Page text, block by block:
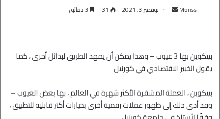
Moriss نوفمبر 3, 2021 31
بيتكوين بها 3 عيوب – وهذا يمكن أن يمهد الطريق لبدائل أخرى ، كما
يقول الخبير الاقتصادي في كورنيل
بيتكوين ، العملة المشفرة الأكثر شهرة في العالم ، بها بعض العيوب –
وقد أدى ذلك إلى ظهور عملات رقمية أخرى بخيارات أكثر قابلية للتطبيق ،